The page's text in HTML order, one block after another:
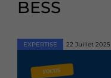
BESS
EXPERTISE 22 Juillet 2025